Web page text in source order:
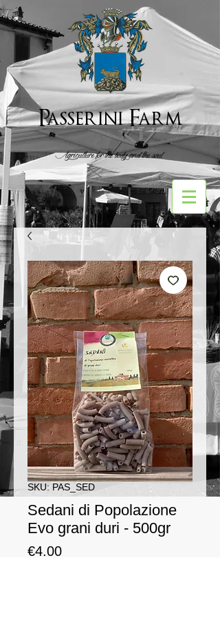
Passerini Farm
Agriculture for the body and the soul
SKU: PAS_SED
Sedani di Popolazione
Evo grani duri - 500gr
€4.00Price